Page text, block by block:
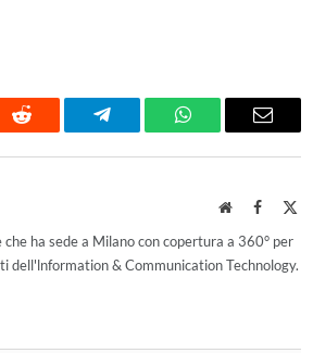
Reddit Telegram WhatsAppEmail
WebsiteFacebook
ha sede a Milano con copertura a 360° per
dell'lnformation & Communication Technology.